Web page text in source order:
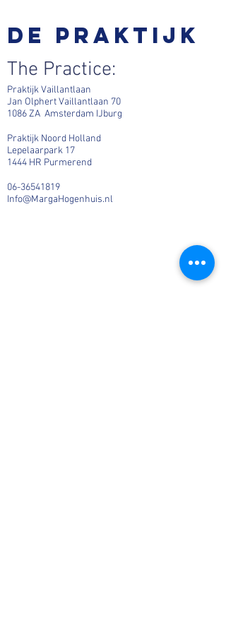
De praktijk
The Practice:
Praktijk Vaillantlaan
Jan Olphert Vaillantlaan 70
1086 ZA Amsterdam IJburg
Praktijk Noord Holland
Lepelaarpark 17
1444 HR Purmerend
06-36541819
Info@MargaHogenhuis.nl